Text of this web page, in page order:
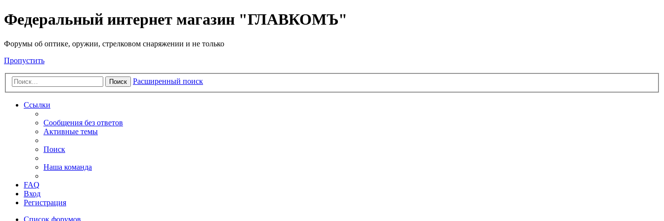
Федеральный интернет магазин "ГЛАВКОМЪ"
Форумы об оптике, оружии, стрелковом снаряжении и не только
Пропустить
Поиск Расширенный поиск
Ссылки
Сообщения без ответов
Активные темы
Поиск
Наша команда
FAQ
Вход
Регистрация